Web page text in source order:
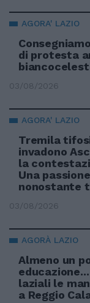
AGORA' LAZIO
di protesta
03/08/2026
AGORA' LAZIO
Tremila
invadono
la
Una
nonostante
03/08/2026
AGORÀ LAZIO
Almeno un
laziali le
a Reggio